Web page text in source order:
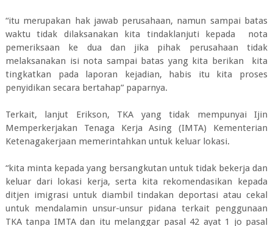
“itu merupakan hak jawab perusahaan, namun sampai batas
waktu tidak dilaksanakan kita tindaklanjuti kepada nota
pemeriksaan ke dua dan jika pihak perusahaan tidak
melaksanakan isi nota sampai batas yang kita berikan kita
tingkatkan pada laporan kejadian, habis itu kita proses
penyidikan secara bertahap” paparnya.
Terkait, lanjut Erikson, TKA yang tidak mempunyai Ijin
Memperkerjakan Tenaga Kerja Asing (IMTA) Kementerian
Ketenagakerjaan memerintahkan untuk keluar lokasi.
“kita minta kepada yang bersangkutan untuk tidak bekerja dan
keluar dari lokasi kerja, serta kita rekomendasikan kepada
ditjen imigrasi untuk diambil tindakan deportasi atau cekal
untuk mendalamin unsur-unsur pidana terkait penggunaan
TKA tanpa IMTA dan itu melanggar pasal 42 ayat 1 jo pasal